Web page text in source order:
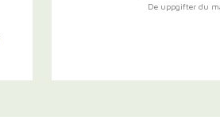
De uppgifter du